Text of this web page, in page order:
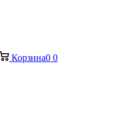
Корзина0 0